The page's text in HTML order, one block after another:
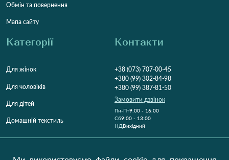
Обмін та повернення
Мапа сайту
Категорії
Для жінок
Для чоловіків
Для дітей
Домашній текстиль
Контакти
+38 (073) 707-00-45
+380 (99) 302-84-98
+380 (99) 387-81-50
Замовити дзвінок
Пн-Пт9:00 - 16:00
Cб9:00 - 13:00
НДВихідний